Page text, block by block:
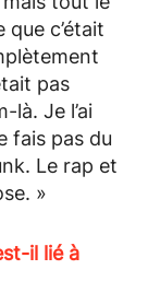
que c’était
pas
là. Je l’ai
fais pas du
Le rap et
»
il lié à